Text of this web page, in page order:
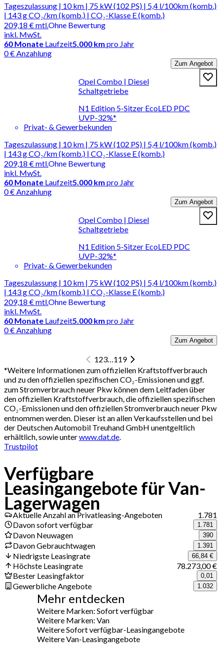
Tageszulassung | 10 km | 75 kW (102 PS) | 5,4 l/100km (komb.)
| 143 g CO₂/km (komb.) | CO₂-Klasse E (komb.)
209,18 €mtl.
inkl. MwSt.
Ohne Bewertung
60 Monate Laufzeit5.000 km pro Jahr
0 € Anzahlung
Zum Angebot
Opel Combo | Diesel
Schaltgetriebe
N1 Edition 5-Sitzer EcoLED PDC
UVP-32%*
Privat- & Gewerbekunden
Tageszulassung | 10 km | 75 kW (102 PS) | 5,4 l/100km (komb.)
| 143 g CO₂/km (komb.) | CO₂-Klasse E (komb.)
209,18 €mtl.
inkl. MwSt.
Ohne Bewertung
60 Monate Laufzeit5.000 km pro Jahr
0 € Anzahlung
Zum Angebot
Opel Combo | Diesel
Schaltgetriebe
N1 Edition 5-Sitzer EcoLED PDC
UVP-32%*
Privat- & Gewerbekunden
Tageszulassung | 10 km | 75 kW (102 PS) | 5,4 l/100km (komb.)
| 143 g CO₂/km (komb.) | CO₂-Klasse E (komb.)
209,18 €mtl.
inkl. MwSt.
Ohne Bewertung
60 Monate Laufzeit5.000 km pro Jahr
0 € Anzahlung
Zum Angebot
123…119
*Weitere Informationen zum offiziellen Kraftstoffverbrauch
und zu den offiziellen spezifischen CO₂-Emissionen und ggf.
zum Stromverbrauch neuer Pkw können dem Leitfaden über
den offiziellen Kraftstoffverbrauch, die offiziellen spezifischen
CO₂-Emissionen und den offiziellen Stromverbrauch neuer Pkw
entnommen werden. Dieser ist an allen Verkaufsstellen und bei
der Deutschen Automobil Treuhand GmbH unentgeltlich
erhältlich, sowie unterwww.dat.de
Trustpilot
Verfügbare
Leasingangebote für Van-
Lagerwagen
Aktuelle Anzahl an Privatleasing-Angeboten
1.781
Davon sofort verfügbar
1.781
Davon Neuwagen 390
Davon Gebrauchtwagen 1.391
Niedrigste Leasingrate 66,84 €
Höchste Leasingrate
78.273,00 €
Bester Leasingfaktor
0,01
Gewerbliche Angebote 1.032
Mehr entdecken
Weitere Marken: Sofort verfügbar
Weitere Marken: Van
Weitere Sofort verfügbar-Leasingangebote
Weitere Van-Leasingangebote